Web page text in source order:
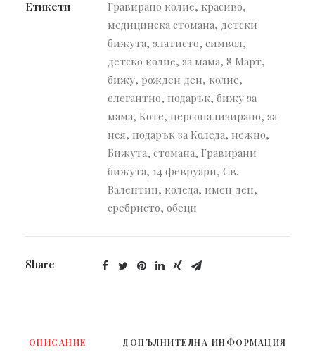
Етикети
Гравирано колие, красиво,
медицинска стомана, детски
бижута, златисто, символ,
детско колие, за мама, 8 Март,
бижу, рожден ден, колие,
елегантно, подарък, бижу за
мама, Коте, персонализирано, за
нея, подарък за Коледа, нежно,
Бижута, стомана, Гравирани
бижута, 14 февруари, Св.
Валентин, коледа, имен ден,
сребристо, обеци
Share
ОПИСАНИЕ ДОПЪЛНИТЕЛНА ИНФОРМАЦИЯ